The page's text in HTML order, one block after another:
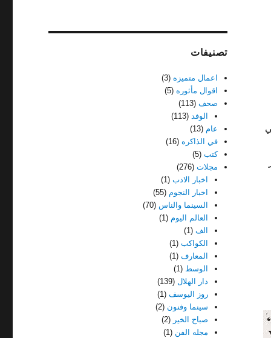
تصنيفات
اعمال متميزه (3)
اقوال مأثوره (5)
صحف (113)
الوفد (113)
عام (13)
في الذاكره (16)
كتب (5)
مجلات (276)
اخبار الادب (1)
اخبار النجوم (55)
السينما والناس (70)
العالم اليوم (1)
الف (1)
الكواكب (1)
المعارف (1)
الوسط (1)
دار الهلال (139)
روز اليوسف (1)
سينما وفنون (2)
صباح الخير (2)
مجله الفن (1)